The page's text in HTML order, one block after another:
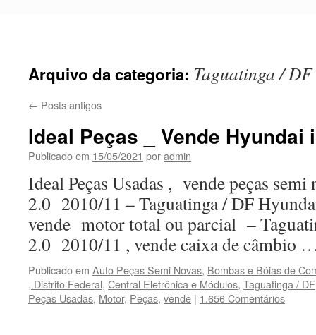
Arquivo da categoria: Taguatinga / DF
← Posts antigos
Ideal Peças _ Vende Hyundai
Publicado em 15/05/2021 poradmin
Ideal Peças Usadas , vende peças
2.0 2010/11 – Taguatinga / DF
vende motor total ou parcial –
2.0 2010/11 , vende caixa de câmbio
Publicado em Auto Peças Semi Novas, Bombas e Bóias de
, Distrito Federal, Central Eletrônica e Módulos, Taguatinga / DF
Peças Usadas, Motor, Peças, vende | 1.656 Comentários